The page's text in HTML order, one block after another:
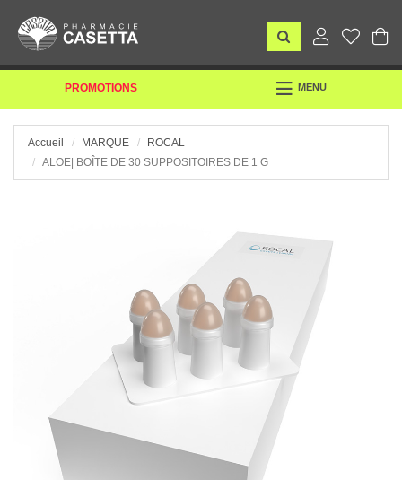
PROMOTIONS
TOGGLE
MENU
Accueil MARQUE
ROCAL
ALOE| BOÎTE DE 30 SUPPOSITOIRES DE 1 G